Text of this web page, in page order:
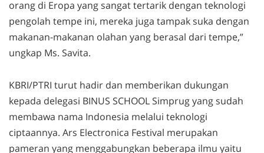
orang di Eropa yang sangat tertarik dengan teknologi
pengolah tempe ini, mereka juga tampak suka dengan
makanan-makanan olahan yang berasal dari tempe,”
ungkap Ms. Savita.
KBRI/PTRI turut hadir dan memberikan dukungan
kepada delegasi BINUS SCHOOL Simprug yang sudah
membawa nama Indonesia melalui teknologi
ciptaannya. Ars Electronica Festival merupakan
pameran yang menggabungkan beberapa ilmu yaitu